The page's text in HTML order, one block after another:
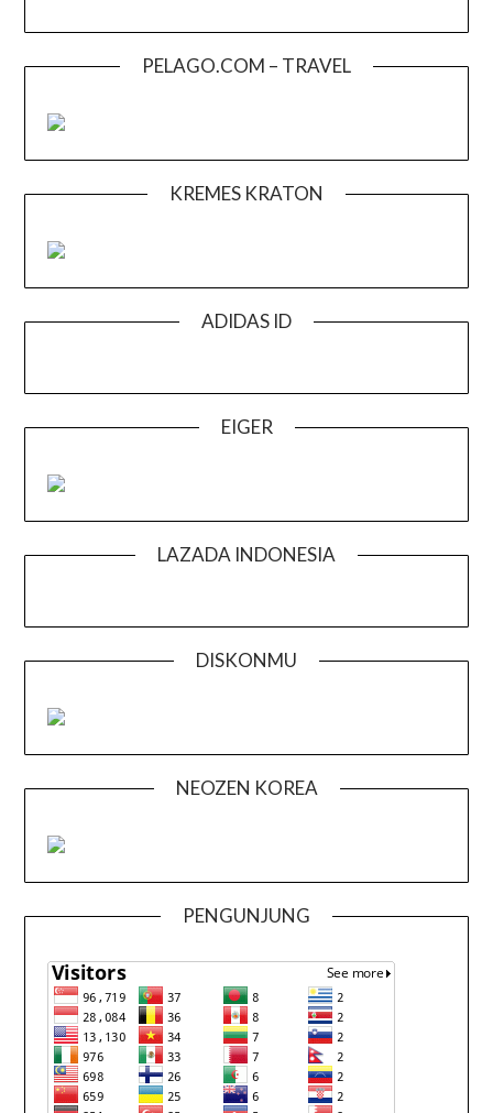
PELAGO.COM – TRAVEL
KREMES KRATON
ADIDAS ID
EIGER
LAZADA INDONESIA
DISKONMU
NEOZEN KOREA
PENGUNJUNG